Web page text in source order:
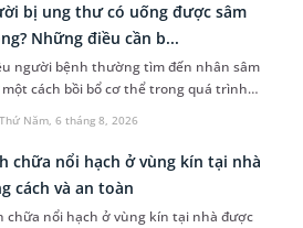
Thứ Năm, 6 tháng 8, 2026
bị ung thư có uống được sâm
Những điều cần b...
người bệnh thường tìm đến nhân sâm
cách bồi bổ cơ thể trong quá trình
trị ung thư. Tuy nhiên, câu hỏi người bị
có uống được sâm kh...
chữa nổi hạch ở vùng kín tại nhà
cách và an toàn
chữa nổi hạch ở vùng kín tại nhà được